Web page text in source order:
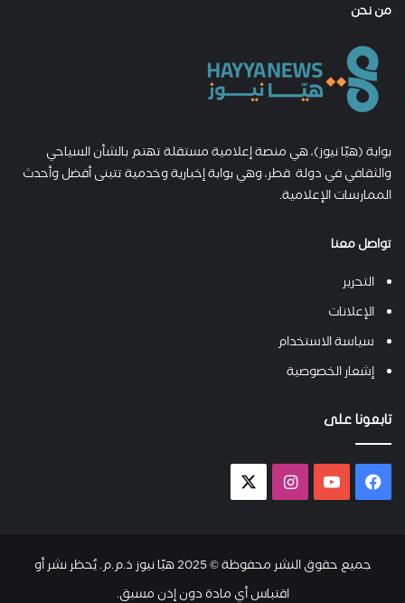
من نحن
بوابة (هيّا نيوز)، هي منصة إعلامية مستقلة تهتم بالشأن السياحي
والثقافي في دولة قطر، وهي بوابة إخبارية وخدمية تتبنى أفضل وأحدث
الممارسات الإعلامية.
تواصل معنا
التحرير
الإعلانات
سياسة الاستخدام
إشعار الخصوصية
تابعونا على
فيسبوك يوتيوب انستقرام
جميع حقوق النشر محفوظة © 2025 هيّا نيوز ذ.م.م. يُحظر نشر أو
اقتباس أي مادة دون إذن مسبق.